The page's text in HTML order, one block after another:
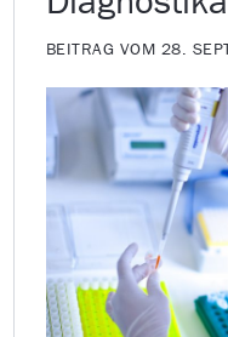
BEITRAG VOM 28.